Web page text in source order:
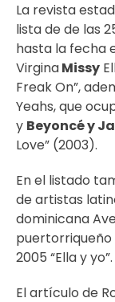
La revista
lista de de las
hasta la fecha
VirginaMissy
Freak On”,
Yeahs, que
y Beyoncé y
Love” (2003).
En el listado
de artistas
dominicana
puertorriqueño
2005 “Ella y yo”.
El artículo de